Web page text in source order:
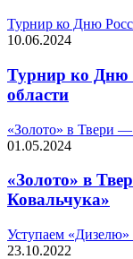
Турнир ко Дню
10.06.2024
Турнир ко Дню
области
«Золото» в Твери
01.05.2024
«Золото» в
Ковальчука»
Уступаем
23.10.2022